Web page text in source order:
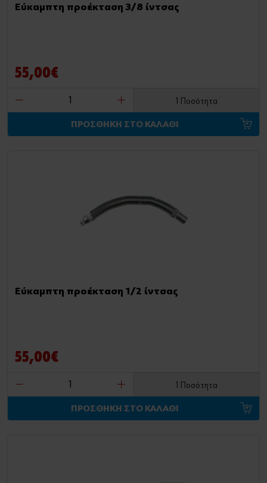
Εύκαμπτη προέκταση 3/8 ίντσας
55,00€
1 Ποσότητα
ΠΡΟΣΘΗΚΗ ΣΤΟ ΚΑΛΑΘΙ
Εύκαμπτη προέκταση 1/2 ίντσας
55,00€
1 Ποσότητα
ΠΡΟΣΘΗΚΗ ΣΤΟ ΚΑΛΑΘΙ